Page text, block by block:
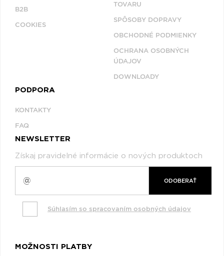
B2B
COOKIES
TOVARU
SPÔSOBY DOPRAVY
OBCHODNÉ PODMIENKY
OCHRANA OSOBNÝCH
ÚDAJOV
DOWNLOADY
PODPORA
KONTAKTY
FAQ
NEWSLETTER
Získaj pravidelné informácie o nových produktoch
ODOBERAŤ
Súhlasím so spracovaním osobných údajov
MOŽNOSTI PLATBY